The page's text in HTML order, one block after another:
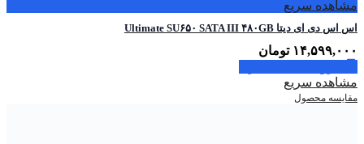
مشاهده سریع
اس اس دی ای دیتا Ultimate SU۶۵۰ SATA III ۴۸۰GB
۱۴,۵۹۹,۰۰۰ تومان
مشاهده سریع
مقایسه محصول